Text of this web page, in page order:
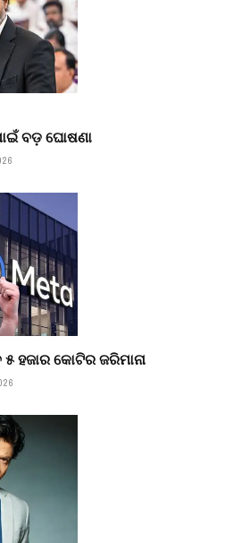
ବଡ଼ ଘୋଷଣା
ହଜାର କୋଟିର ଜରିମାନା